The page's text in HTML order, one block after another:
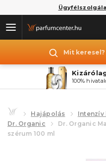
Mit
100%
Hajápolás Intenzív
Dr. Organic
Dr. Organic
szérum 100 ml